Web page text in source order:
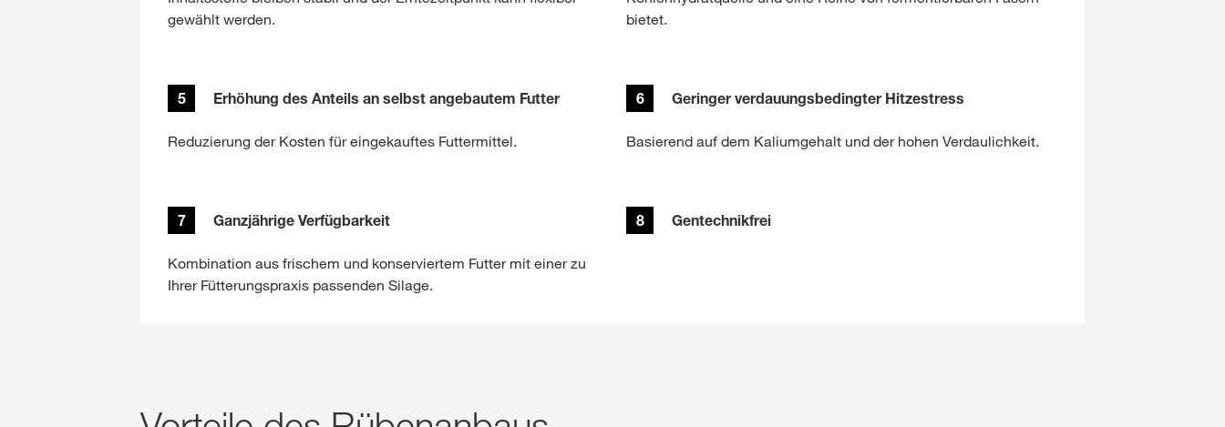
gewählt werden.
bietet.
5 Erhöhung des Anteils an selbst angebautem Futter
Reduzierung der Kosten für eingekauftes Futtermittel.
6 Geringer verdauungsbedingter Hitzestress
Basierend auf dem Kaliumgehalt und der hohen Verdaulichkeit.
7 Ganzjährige Verfügbarkeit
Kombination aus frischem und konserviertem Futter mit einer zu
Ihrer Fütterungspraxis passenden Silage.
8 Gentechnikfrei